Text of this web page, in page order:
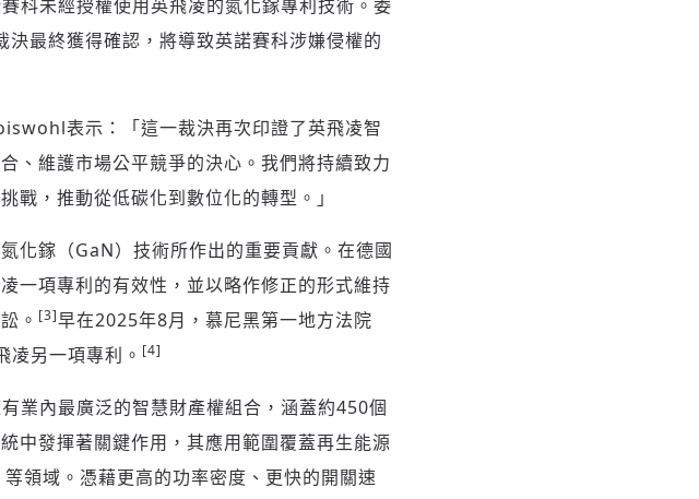
科未經授權使用英飛凌的氮化鎵專利技術。委
最終獲得確認，將導致英諾賽科涉嫌侵權的
表示：「這一裁決再次印證了英飛凌智
、維護市場公平競爭的決心。我們將持續致力
戰，推動從低碳化到數位化的轉型。」
化鎵（GaN）技術所作出的重要貢獻。在德國
一項專利的有效性，並以略作修正的形式維持
。 [3]早在2025年8月，慕尼黑第一地方法院
另一項專利。 [4]
業內最廣泛的智慧財產權組合，涵蓋約450個
中發揮著關鍵作用，其應用範圍覆蓋再生能源
領域。憑藉更高的功率密度、更快的開關速